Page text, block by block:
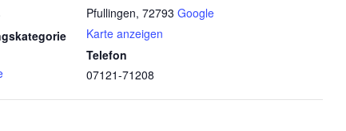
Pfullingen, 72793 Google
Karte anzeigen
Telefon
07121-71208